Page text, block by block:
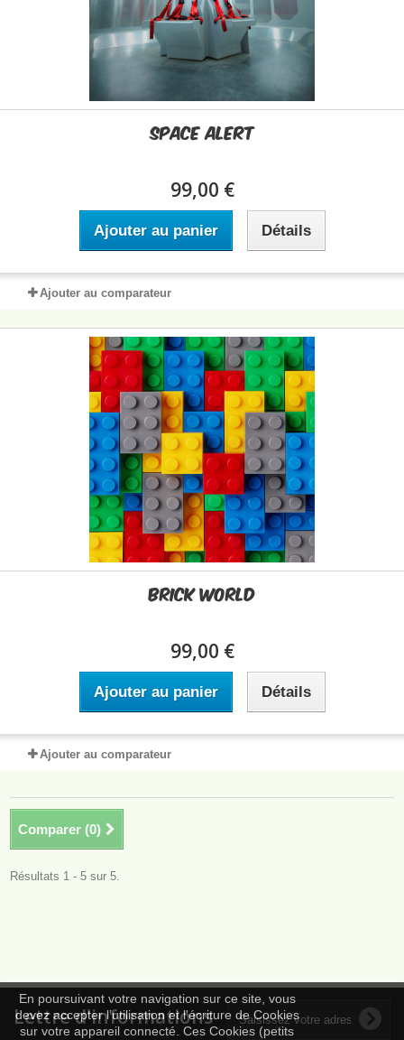
Space Alert
99,00 €
Ajouter au panier Détails
Ajouter au comparateur
Brick World
99,00 €
Ajouter au panier Détails
Ajouter au comparateur
Comparer (0)
Résultats 1 - 5 sur 5.
Lettre d'informations
En poursuivant votre navigation sur ce site, vous
devez accepter l’utilisation et l'écriture de Cookies
sur votre appareil connecté. Ces Cookies (petits